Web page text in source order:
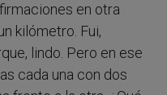
en otra
kilómetro. Fui,
lindo. Pero en ese
cada una con dos